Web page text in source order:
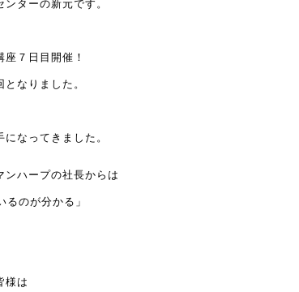
ターの新元です。
７日目開催！
なりました。
なってきました。
ンハープの社長からは
るのが分かる」
様は